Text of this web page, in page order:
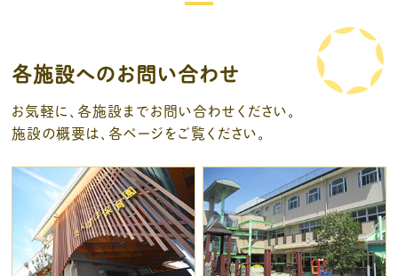
各施設へのお問い合わせ
お気軽に、各施設までお問い合わせください。
施設の概要は、各ページをご覧ください。